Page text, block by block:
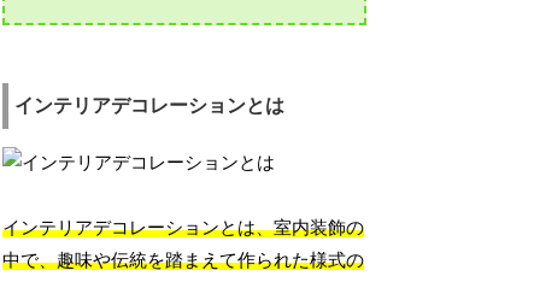
インテリアデコレーションとは
インテリアデコレーションとは、室内装飾の
中で、趣味や伝統を踏まえて作られた様式の